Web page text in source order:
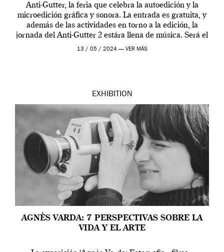
Anti-Gutter, la feria que celebra la autoedición y la
microedición gráfica y sonora. La entrada es gratuita, y
además de las actividades en torno a la edición, la
jornada del Anti-Gutter 2 estára llena de música. Será el
[…]
13 / 05 / 2024 — VER MÁS
EXHIBITION
AGNÈS VARDA: 7 PERSPECTIVAS SOBRE LA
VIDA Y EL ARTE